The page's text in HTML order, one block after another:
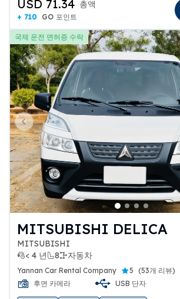
USD 71.34 총액
+ 710 GO 포인트
국제 운전 면허증 수락
Previous slide
MITSUBISHI DELICA
MITSUBISHI
< 4 년
8 자동차
보험 1종 포함
Yannan Car Rental Company 5 (53개 리뷰)
후면 카메라
USB 단자